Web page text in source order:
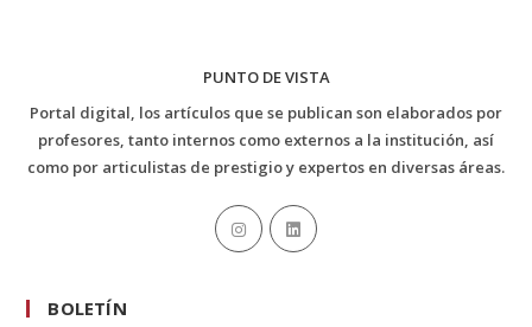
PUNTO DE VISTA
Portal digital, los artículos que se publican son elaborados por
profesores, tanto internos como externos a la institución, así
como por articulistas de prestigio y expertos en diversas áreas.
BOLETÍN